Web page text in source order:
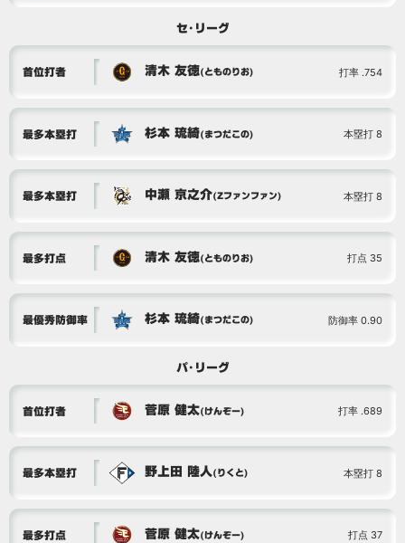
セ･リーグ
首位打者 清木 友徳(とものりお) 打率 .754
最多本塁打 杉本 琉綺(まつだこの) 本塁打 8
最多本塁打 中瀬 京之介(Zファンファン) 本塁打 8
最多打点 清木 友徳(とものりお) 打点 35
最優秀防御率 杉本 琉綺(まつだこの) 防御率 0.90
パ･リーグ
首位打者 菅原 健太(けんぞー) 打率 .689
最多本塁打 野上田 陸人(りくと) 本塁打 8
最多打点 菅原 健太(けんぞー) 打点 37